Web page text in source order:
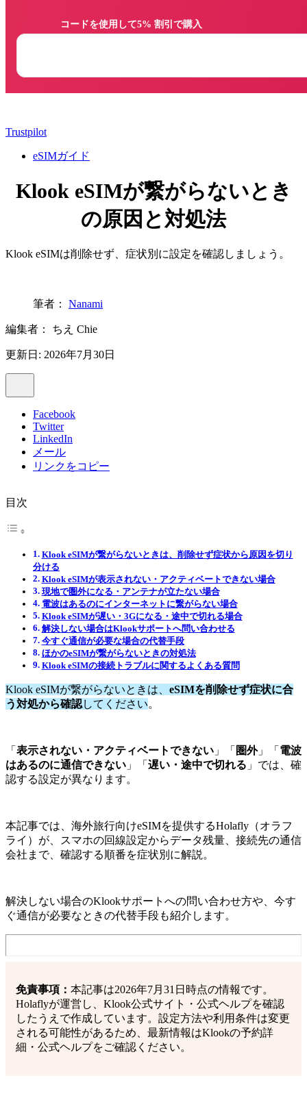
Trustpilot
eSIMガイド
Klook eSIMが繋がらないとき
の原因と対処法
Klook eSIMは削除せず、症状別に設定を確認しましょう。
筆者： Nanami
編集者： ちえ Chie
更新日: 2026年7月30日
Facebook
Twitter
LinkedIn
メール
リンクをコピー
目次
Klook eSIMが繋がらないときは、削除せず症状から原因を切り
分ける
Klook eSIMが表示されない・アクティベートできない場合
現地で圏外になる・アンテナが立たない場合
電波はあるのにインターネットに繋がらない場合
Klook eSIMが遅い・3Gになる・途中で切れる場合
解決しない場合はKlookサポートへ問い合わせる
今すぐ通信が必要な場合の代替手段
ほかのeSIMが繋がらないときの対処法
Klook eSIMの接続トラブルに関するよくある質問
Klook eSIMが繋がらないときは、 eSIMを削除せず症状に合
う対処から確認してください。
「 表示されない・アクティベートできない 」「 圏外」「 電波
はあるのに通信できない 」「 遅い・途中で切れる 」では、確
認する設定が異なります。
本記事では、海外旅行向けeSIMを提供するHolafly（オラフ
ライ）が、スマホの回線設定からデータ残量、接続先の通信
会社まで、確認する順番を症状別に解説。
解決しない場合のKlookサポートへの問い合わせ方や、今す
ぐ通信が必要なときの代替手段も紹介します。
免責事項： 本記事は2026年7月31日時点の情報です。
Holaflyが運営し、Klook公式サイト・公式ヘルプを確認
したうえで作成しています。設定方法や利用条件は変更
される可能性があるため、最新情報はKlookの予約詳
細・公式ヘルプをご確認ください。